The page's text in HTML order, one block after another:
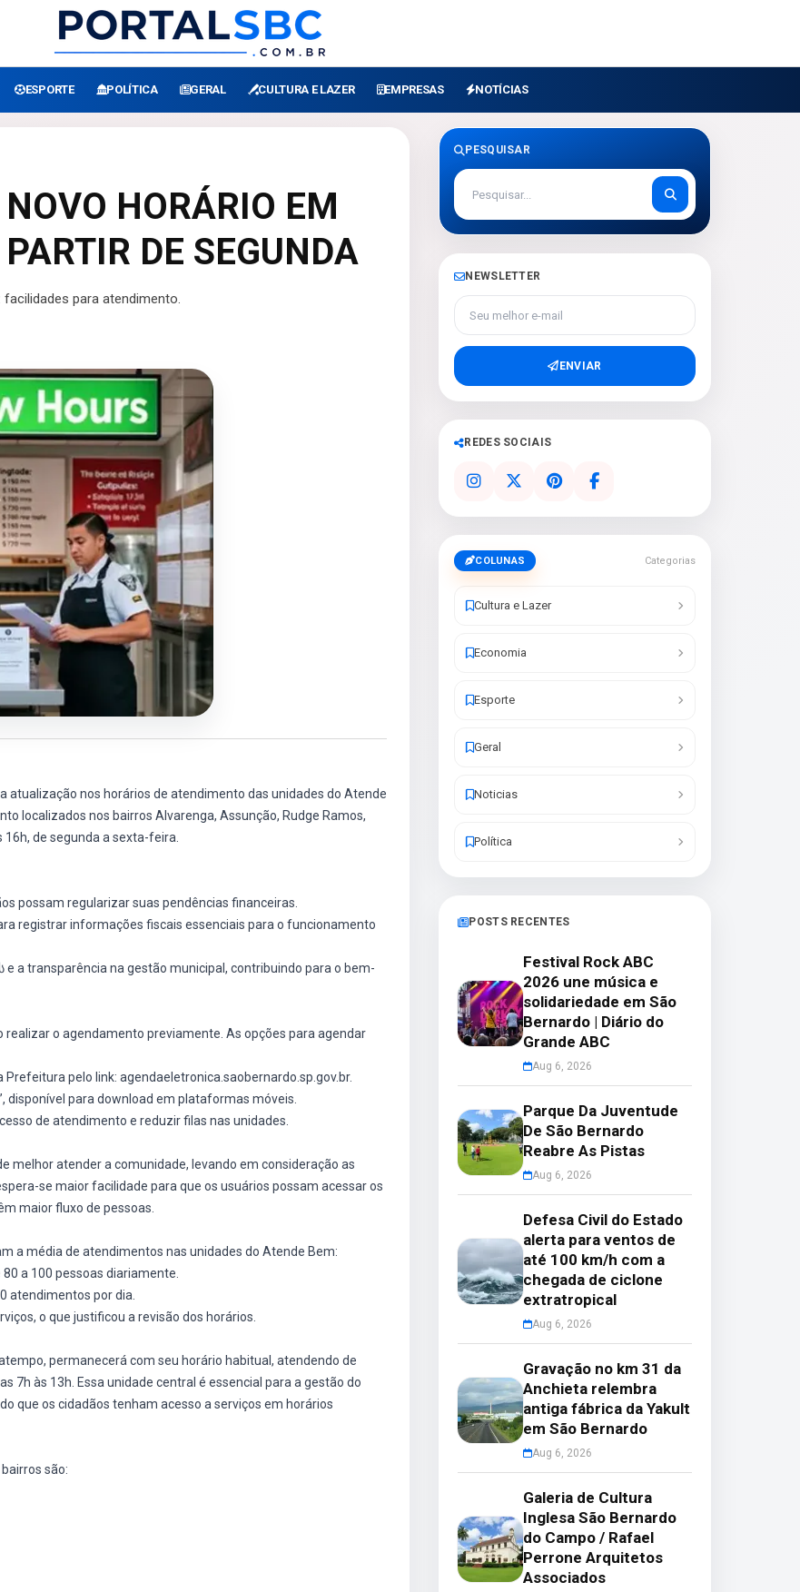
ESPORTE POLÍTICA GERAL CULTURA E LAZER EMPRESAS NOTÍCIAS
HORÁRIO EM
DE SEGUNDA
para atendimento.
atualização nos horários de atendimento das unidades do Atende
localizados nos bairros Alvarenga, Assunção, Rudge Ramos,
16h, de segunda a sexta-feira.
possam regularizar suas pendências financeiras.
registrar informações fiscais essenciais para o funcionamento
a transparência na gestão municipal, contribuindo para o bem-
realizar o agendamento previamente. As opções para agendar
Prefeitura pelo link: agendaeletronica.saobernardo.sp.gov.br.
disponível para download em plataformas móveis.
de atendimento e reduzir filas nas unidades.
melhor atender a comunidade, levando em consideração as
se maior facilidade para que os usuários possam acessar os
maior fluxo de pessoas.
a média de atendimentos nas unidades do Atende Bem:
a 100 pessoas diariamente.
atendimentos por dia.
o que justificou a revisão dos horários.
permanecerá com seu horário habitual, atendendo de
7h às 13h. Essa unidade central é essencial para a gestão do
que os cidadãos tenham acesso a serviços em horários
são:
PESQUISAR
NEWSLETTER
Seu melhor e-mail
ENVIAR
REDES SOCIAIS
COLUNAS Categorias
Cultura e Lazer
Economia
Esporte
Geral
Noticias
Política
POSTS RECENTES
Festival Rock ABC
2026 une música e
solidariedade em São
Bernardo | Diário do
Grande ABC
Aug 6, 2026
Parque Da Juventude
De São Bernardo
Reabre As Pistas
Aug 6, 2026
Defesa Civil do Estado
alerta para ventos de
até 100 km/h com a
chegada de ciclone
extratropical
Aug 6, 2026
Gravação no km 31 da
Anchieta relembra
antiga fábrica da Yakult
em São Bernardo
Aug 6, 2026
Galeria de Cultura
Inglesa São Bernardo
do Campo / Rafael
Perrone Arquitetos
Associados